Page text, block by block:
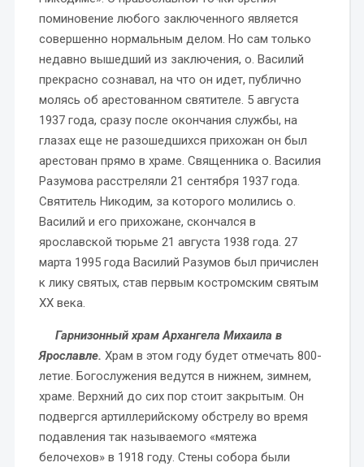
поминовение любого заключенного является
совершенно нормальным делом. Но сам только
недавно вышедший из заключения, о. Василий
прекрасно сознавал, на что он идет, публично
молясь об арестованном святителе. 5 августа
1937 года, сразу после окончания службы, на
глазах еще не разошедшихся прихожан он был
арестован прямо в храме. Священника о. Василия
Разумова расстреляли 21 сентября 1937 года.
Святитель Никодим, за которого молились о.
Василий и его прихожане, скончался в
ярославской тюрьме 21 августа 1938 года. 27
марта 1995 года Василий Разумов был причислен
к лику святых, став первым костромским святым
XX века.
Гарнизонный храм Архангела Михаила в
Ярославле. Храм в этом году будет отмечать 800-
летие. Богослужения ведутся в нижнем, зимнем,
храме. Верхний до сих пор стоит закрытым. Он
подвергся артиллерийскому обстрелу во время
подавления так называемого «мятежа
белочехов» в 1918 году. Стены собора были